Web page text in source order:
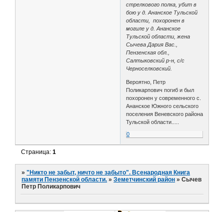
стрелкового полка, убит в
бою у д. Ананское Тульской
области, похоронен в
могиле у д. Ананское
Тульской области, жена
Сычева Дария Вас.,
Пензенская обл.,
Салтыковский р-н, с/с
Черноселковский.
Вероятно, Петр
Поликарпович погиб и был
похоронен у современного с.
Ананское Южного сельского
поселения Веневского района
Тульской области.....
0
Страница:1
»"Никто не забыт, ничто не забыто". Всенародная Книга
памяти Пензенской области. »Земетчинский район »Сычев
Петр Поликарпович